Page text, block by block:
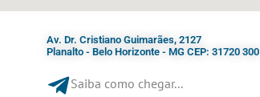
Av. Dr. Cristiano Guimarães, 2127
Planalto - Belo Horizonte - MG CEP: 31720 300
Saiba como chegar...